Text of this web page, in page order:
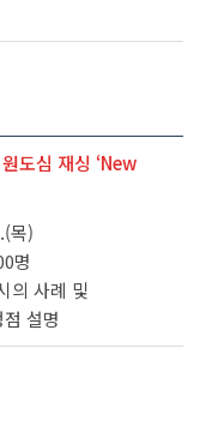
도심 재싱 ‘New
목)
명
의 사례 및
설명